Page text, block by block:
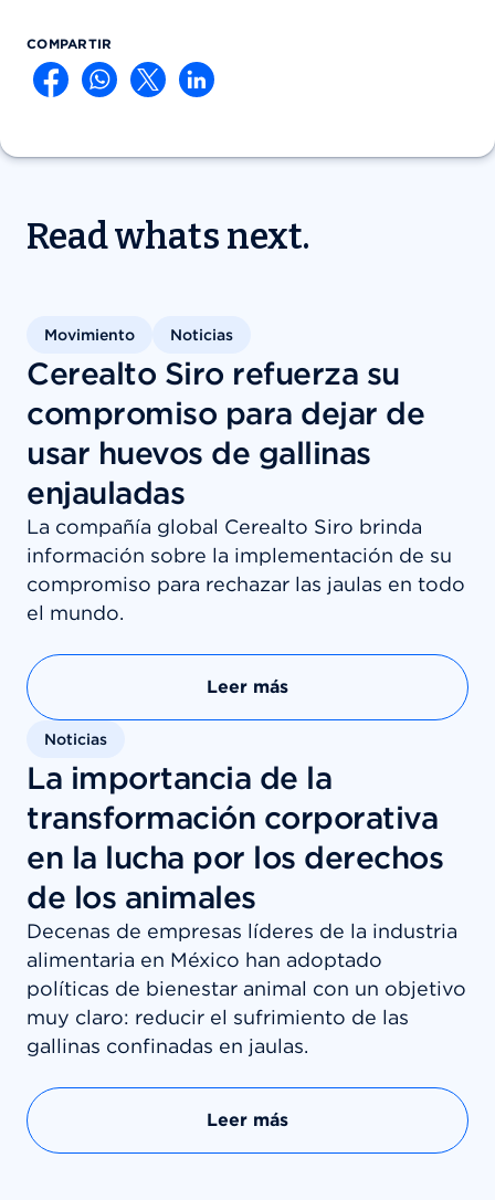
COMPARTIR
Read whats next.
Movimiento Noticias
Cerealto Siro refuerza su
compromiso para dejar de
usar huevos de gallinas
enjauladas
La compañía global Cerealto Siro brinda
información sobre la implementación de su
compromiso para rechazar las jaulas en todo
el mundo.
Leer más
Noticias
La importancia de la
transformación corporativa
en la lucha por los derechos
de los animales
Decenas de empresas líderes de la industria
alimentaria en México han adoptado
políticas de bienestar animal con un objetivo
muy claro: reducir el sufrimiento de las
gallinas confinadas en jaulas.
Leer más